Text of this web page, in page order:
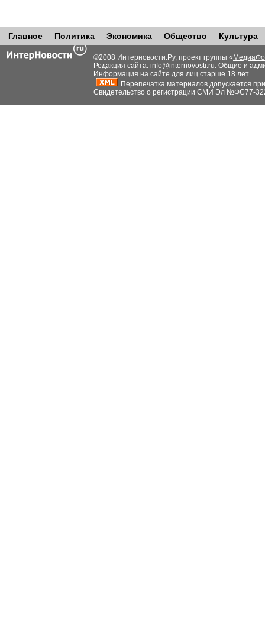
Главное Политика Экономика Общество Культура
©2008 Интерновости.Ру, проект группы «
Редакция сайта: info@internovosti.ru. Общие и
Информация на сайте для лиц старше 18 лет.
Перепечатка материалов допускается
Свидетельство о регистрации СМИ Эл №ФС77-